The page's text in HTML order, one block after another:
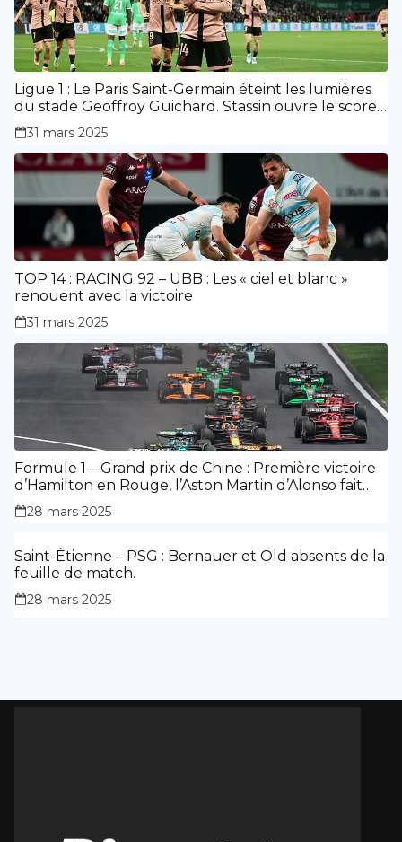
Ligue 1 : Le Paris Saint-Germain éteint les lumières
du stade Geoffroy Guichard. Stassin ouvre le score,
doublé de Doué.
31 mars 2025
TOP 14 : RACING 92 – UBB : Les « ciel et blanc »
renouent avec la victoire
31 mars 2025
Formule 1 – Grand prix de Chine : Première victoire
d’Hamilton en Rouge, l’Aston Martin d’Alonso fait
des siennes.
28 mars 2025
Saint-Étienne – PSG : Bernauer et Old absents de la
feuille de match.
28 mars 2025